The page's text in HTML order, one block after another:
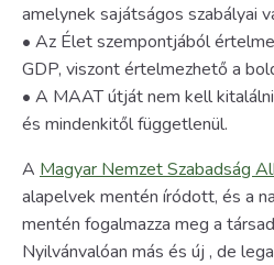
amelynek sajátságos szabályai
• Az Élet szempontjából
GDP, viszont értelmezhető a
• A MAAT útját nem kell
és mindenkitől függetlenül.
A Magyar Nemzet Szabadság
alapelvek mentén íródott, és a
mentén fogalmazza meg a
Nyilvánvalóan más és új , de